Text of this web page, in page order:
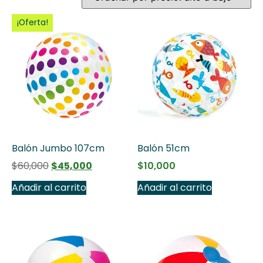
¡Oferta!
Balón Jumbo 107cm
$60,000 $45,000
Añadir al carrito
Balón 51cm
$10,000
Añadir al carrito